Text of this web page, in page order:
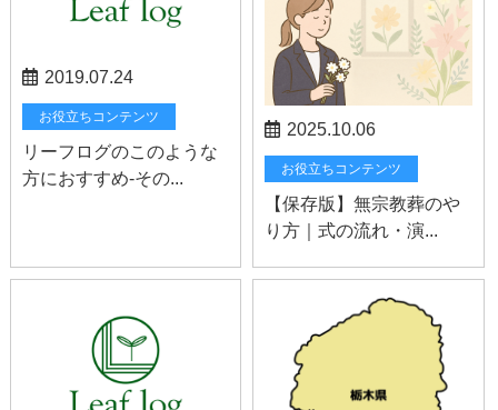
2019.07.24
お役立ちコンテンツ
リーフログのこのような
方におすすめ-その...
2025.10.06
お役立ちコンテンツ
【保存版】無宗教葬のや
り方｜式の流れ・演...